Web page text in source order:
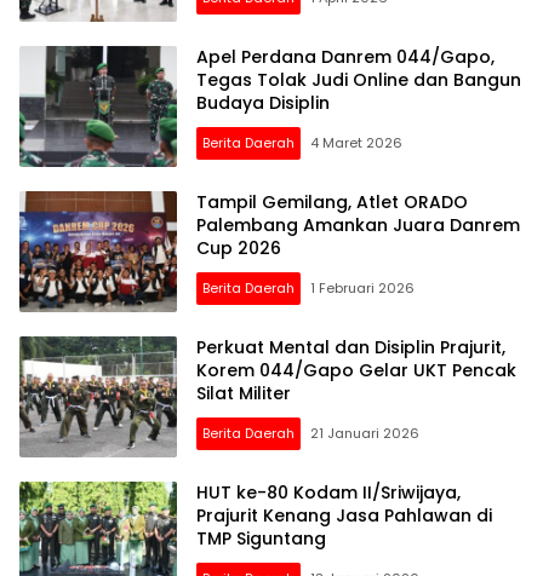
Apel Perdana Danrem 044/Gapo,
Tegas Tolak Judi Online dan Bangun
Budaya Disiplin
Berita Daerah 4 Maret 2026
Tampil Gemilang, Atlet ORADO
Palembang Amankan Juara Danrem
Cup 2026
Berita Daerah 1 Februari 2026
Perkuat Mental dan Disiplin Prajurit,
Korem 044/Gapo Gelar UKT Pencak
Silat Militer
Berita Daerah 21 Januari 2026
HUT ke-80 Kodam II/Sriwijaya,
Prajurit Kenang Jasa Pahlawan di
TMP Siguntang